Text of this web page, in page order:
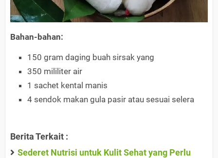
Bahan-bahan:
150 gram daging buah sirsak yang
350 mililiter air
1 sachet kental manis
4 sendok makan gula pasir atau sesuai selera
Berita Terkait :
Sederet Nutrisi untuk Kulit Sehat yang Perlu